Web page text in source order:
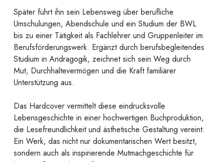
Später führt ihn sein Lebensweg über berufliche
Umschulungen, Abendschule und ein Studium der BWL
bis zu einer Tätigkeit als Fachlehrer und Gruppenleiter im
Berufsförderungswerk. Ergänzt durch berufsbegleitendes
Studium in Andragogik, zeichnet sich sein Weg durch
Mut, Durchhaltevermögen und die Kraft familiärer
Unterstützung aus.
Das Hardcover vermittelt diese eindrucksvolle
Lebensgeschichte in einer hochwertigen Buchproduktion,
die Lesefreundlichkeit und ästhetische Gestaltung vereint.
Ein Werk, das nicht nur dokumentarischen Wert besitzt,
sondern auch als inspirierende Mutmachgeschichte für